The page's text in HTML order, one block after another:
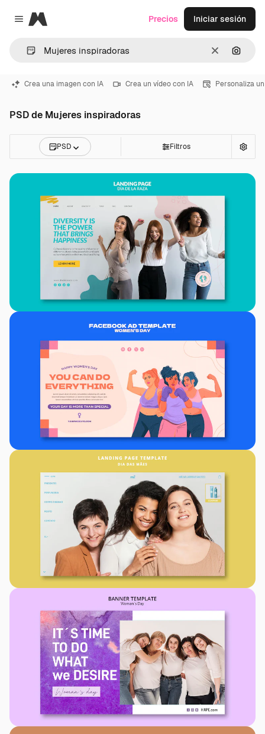
Close menu
Magnific
Borrar
Precios Iniciar sesión
Crea una imagen con IA Crea un vídeo con IA Personaliza
PSD de Mujeres inspiradoras
PSD Filtros